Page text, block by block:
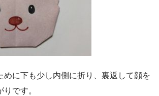
めに下も少し内側に折り、裏返して顔を
です。